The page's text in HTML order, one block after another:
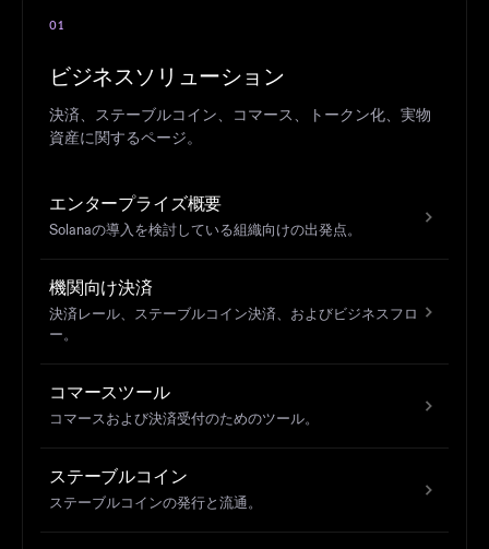
01
ビジネスソリューション
決済、ステーブルコイン、コマース、トークン化、実物
資産に関するページ。
エンタープライズ概要
Solanaの導入を検討している組織向けの出発点。
機関向け決済
決済レール、ステーブルコイン決済、およびビジネスフロ
ー。
コマースツール
コマースおよび決済受付のためのツール。
ステーブルコイン
ステーブルコインの発行と流通。